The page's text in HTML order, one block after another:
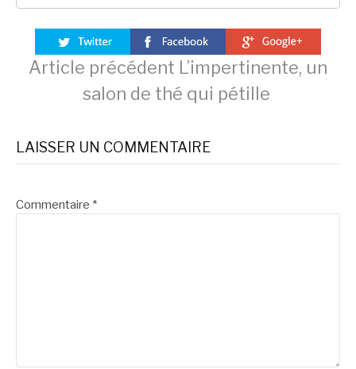
Lire
la
suite
Article précédent L’impertinente, un
salon de thé qui pétille
LAISSER UN COMMENTAIRE
Commentaire *